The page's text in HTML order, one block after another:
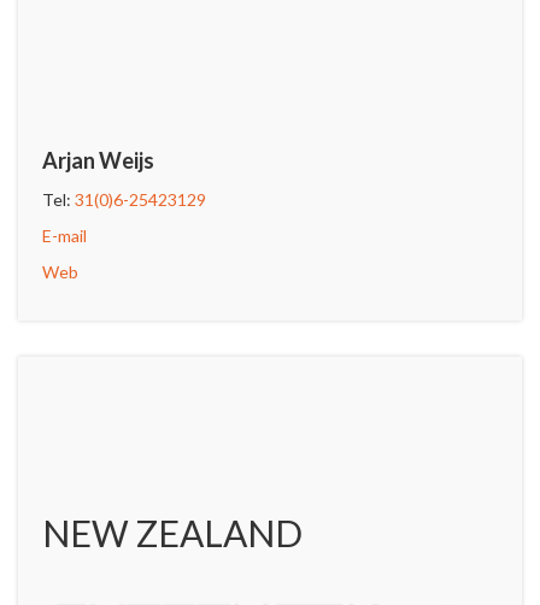
Arjan Weijs
Tel: 31(0)6-25423129
E-mail
Web
NEW ZEALAND